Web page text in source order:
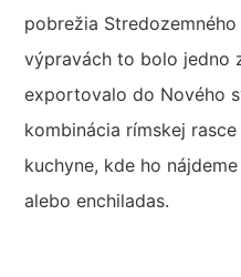
pobrežia
výpravách to bolo jedno
exportovalo do Nového
kombinácia rímskej
kuchyne, kde ho
alebo enchiladas.